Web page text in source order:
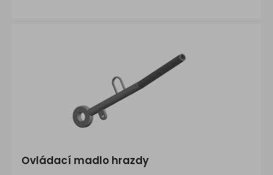
Ovládací madlo hrazdy